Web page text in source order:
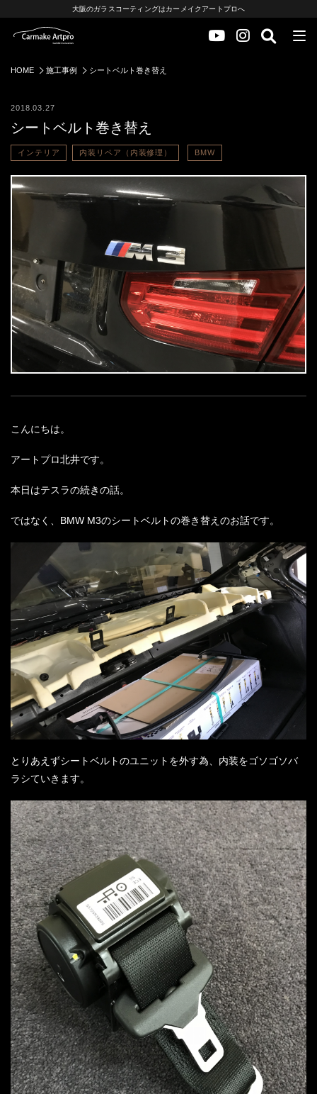
大阪のガラスコーティングはカーメイクアートプロへ
HOME 施工事例 シートベルト巻き替え
2018.03.27
シートベルト巻き替え
インテリア 内装リペア（内装修理） BMW
こんにちは。
アートプロ北井です。
本日はテスラの続きの話。
ではなく、BMW M3のシートベルトの巻き替えのお話です。
とりあえずシートベルトのユニットを外す為、内装をゴソゴソバ
ラシていきます。